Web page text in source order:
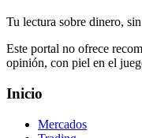
Tu lectura sobre dinero,
Este portal no ofrece
opinión, con piel en el
Inicio
Mercados